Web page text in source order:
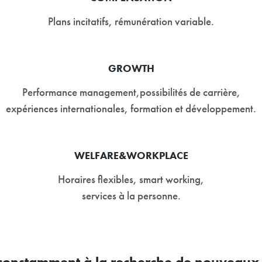
Plans incitatifs, rémunération variable.
GROWTH
Performance management,possibilités de carrière,
expériences internationales, formation et développement.
WELFARE&WORKPLACE
Horaires flexibles, smart working,
services à la personne.